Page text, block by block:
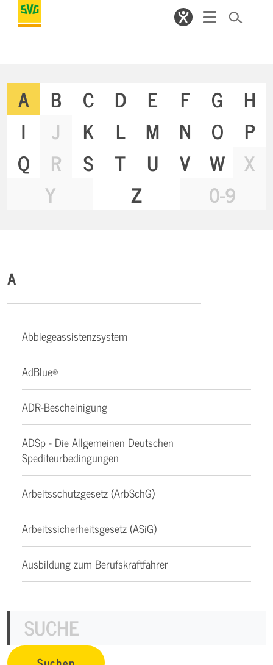
A B C D E F G
H
I
J K L M N O
P
Q
R S T U V W
X
Y
Z 0-9
A
Abbiegeassistenzsystem
AdBlue®
ADR-Bescheinigung
ADSp - Die Allgemeinen Deutschen
Spediteurbedingungen
Arbeitsschutzgesetz (ArbSchG)
Arbeitssicherheitsgesetz (ASiG)
Ausbildung zum Berufskraftfahrer